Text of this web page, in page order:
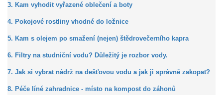
3. Kam vyhodit vyřazené oblečení a boty
4. Pokojové rostliny vhodné do ložnice
5. Kam s olejem po smažení (nejen) štědrovečerního kapra
6. Filtry na studniční vodu? Důležitý je rozbor vody.
7. Jak si vybrat nádrž na dešťovou vodu a jak ji správně zakopat?
8. Péče líné zahradnice - místo na kompost do záhonů